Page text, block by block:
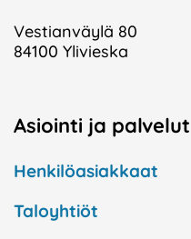
Vestianväylä 80
84100 Ylivieska
Asiointi ja palvelut
Henkilöasiakkaat
Taloyhtiöt